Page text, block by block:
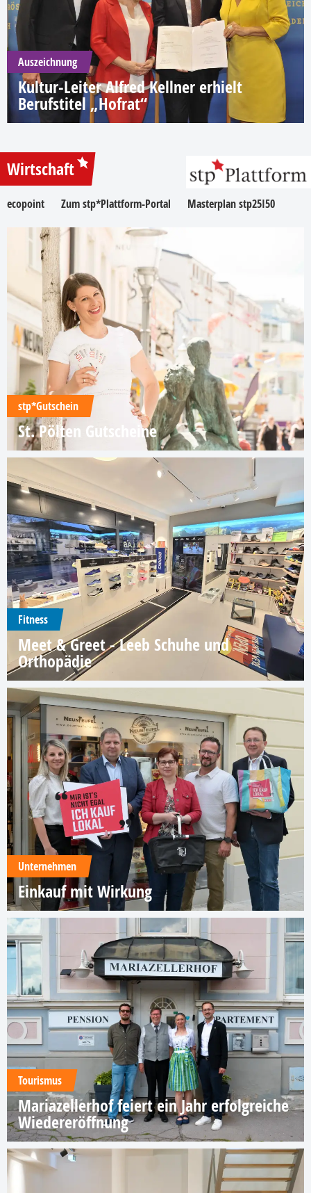
Auszeichnung
Kultur-Leiter Alfred Kellner erhielt
Berufstitel „Hofrat“
Wirtschaft
ecopoint Zum stp*Plattform-Portal Masterplan stp25I50
stp*Gutschein
St. Pölten Gutscheine
Fitness
Meet & Greet - Leeb Schuhe und
Orthopädie
Unternehmen
Einkauf mit Wirkung
Tourismus
Mariazellerhof feiert ein Jahr erfolgreiche
Wiedereröffnung